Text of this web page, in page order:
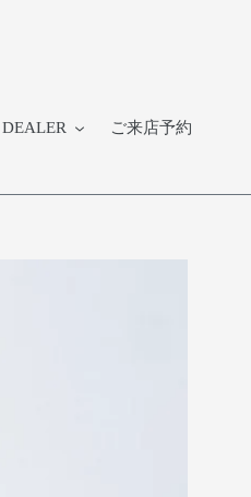
DEALER ご来店予約